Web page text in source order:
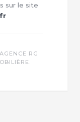
sur le site
RG